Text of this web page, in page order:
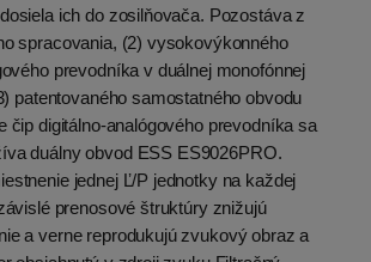
ich do zosilňovača. Pozostáva z
spracovania, (2) vysokovýkonného
prevodníka v duálnej monofónnej
patentovaného samostatného obvodu
čip digitálno-analógového prevodníka sa
duálny obvod ESS ES9026PRO.
jednej Ľ/P jednotky na každej
prenosové štruktúry znižujú
a verne reprodukujú zvukový obraz a